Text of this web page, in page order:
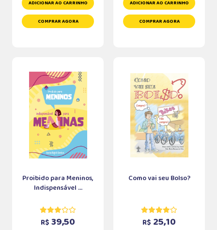
ADICIONAR AO CARRINHO
COMPRAR AGORA
ADICIONAR AO CARRINHO
COMPRAR AGORA
Proibido para Meninos,
Indispensável ...
R$ 39,50
Como vai seu Bolso?
R$ 25,10